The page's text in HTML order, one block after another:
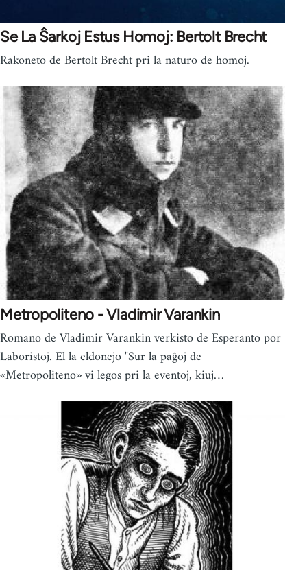
Se La Ŝarkoj Estus Homoj: Bertolt Brecht
Rakoneto de Bertolt Brecht pri la naturo de homoj.
Metropoliteno - Vladimir Varankin
Romano de Vladimir Varankin verkisto de Esperanto por
Laboristoj. El la eldonejo "Sur la paĝoj de
«Metropoliteno» vi legos pri la eventoj, kiuj…